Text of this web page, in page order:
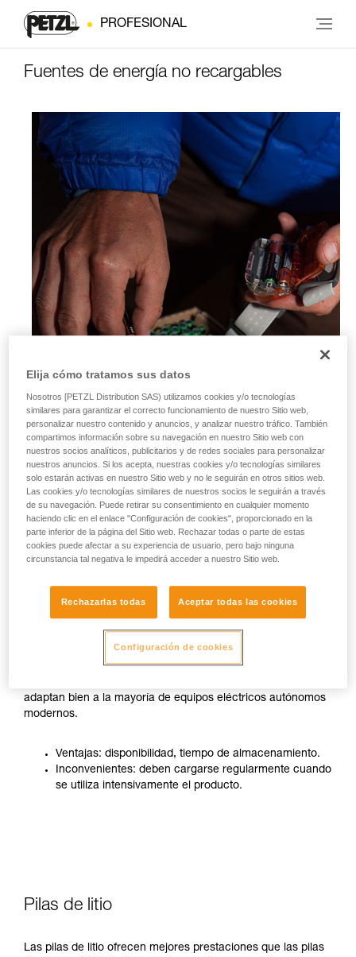
PROFESIONAL
Fuentes de energía no recargables
Pilas alcalinas
Las pilas alcalinas, hoy en día las más comunes y fáciles de
encontrar en todas partes, tienen un rendimiento
adaptan bien a la mayoría de equipos eléctricos autónomos
modernos.
Ventajas: disponibilidad, tiempo de almacenamiento.
Inconvenientes: deben cargarse regularmente cuando
se utiliza intensivamente el producto.
Pilas de litio
Las pilas de litio ofrecen mejores prestaciones que las pilas
Elija cómo tratamos sus datos
Nosotros [PETZL Distribution SAS) utilizamos cookies y/o tecnologías
similares para garantizar el correcto funcionamiento de nuestro Sitio web,
personalizar nuestro contenido y anuncios, y analizar nuestro tráfico. También
compartimos información sobre su navegación en nuestro Sitio web con
nuestros socios analíticos, publicitarios y de redes sociales para personalizar
nuestros anuncios. Si los acepta, nuestras cookies y/o tecnologías similares
solo estarán activas en nuestro Sitio web y no le seguirán en otros sitios web.
Las cookies y/o tecnologías similares de nuestros socios le seguirán a través
de su navegación. Puede retirar su consentimiento en cualquier momento
haciendo clic en el enlace "Configuración de cookies", proporcionado en la
parte inferior de la página del Sitio web. Rechazar todas o parte de estas
cookies puede afectar a su experiencia de usuario, pero bajo ninguna
circunstancia tal negativa le impedirá acceder a nuestro Sitio web.
Rechazarlas todas Aceptar todas las cookies
Configuración de cookies